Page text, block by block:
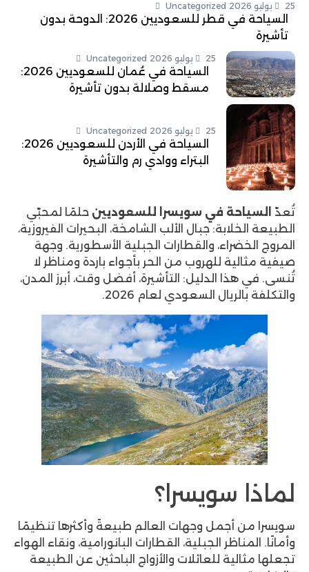
Uncategorized
السياحة في قطر للسعوديين 2026: الدوحة بدون
25 يوليو 2026 Uncategorized
السياحة في عُمان للسعوديين 2026:
مسقط وصلالة بدون تأشيرة
25 يوليو 2026 Uncategorized
السياحة في الأردن للسعوديين 2026:
البتراء ووادي رم والتأشيرة
في سويسرا للسعوديينحلمًا لمحبّي
جبال الألب الشامخة، البحيرات الفيروزية،
والقطارات الجبلية الأسطورية. وجهة
للهروب من الحر بأجواء باردة ومناظر لا
الدليل: التأشيرة، أفضل وقت، أبرز المدن،
السعودي لعام 2026.
وجهات العالم طبيعةً وأكثرها تنظيمًا
الجبلية، القطارات البانورامية، ونقاء الهواء
للعائلات والأزواج الباحثين عن الطبيعة